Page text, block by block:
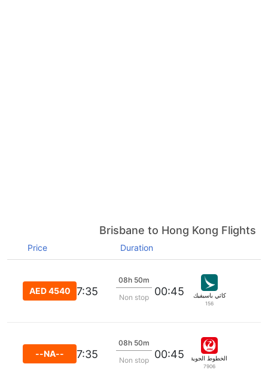
Brisbane to Hong Kong Flights
Duration
Price
كاثي باسيفيك
156
00:45
08h 50m
Non stop
07:35
AED 4540
الخطوط الجوية اليابانية
7906
00:45
08h 50m
Non stop
07:35
--NA--